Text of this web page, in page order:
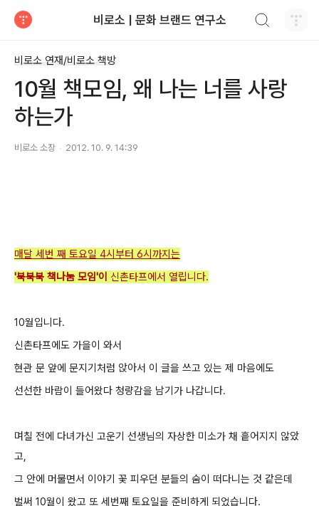
비로소 | 문화 브랜드 연구소
비로소 연재/비로소 책방
10월 책모임, 왜 나는 너를 사랑
하는가
비로소 소장 2012. 10. 9. 14:39
매달 세번 째 토요일 4시부터 6시까지는
'북북북 책나눔 모임'이 신촌타프에서 열립니다.
10월입니다.
신촌타프에도 가을이 와서
현관 문 앞에 문지기처럼 앉아서 이 글을 쓰고 있는 제 마음에도
선선한 바람이 들어왔다 청량감을 남기가 나갑니다.
며칠 전에 다녀가신 고운기 선생님의 자상한 미소가 채 흩어지지 않았
고,
그 안에 머물면서 이야기 꽃 피우던 분들의 숨이 떠다니는 것 같은데
벌써 10월이 왔고 또 세번째 토요일을 준비하게 되었습니다.